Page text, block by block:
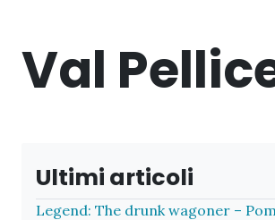
Val
Ultimi articoli
Legend: The drunk wagoner –